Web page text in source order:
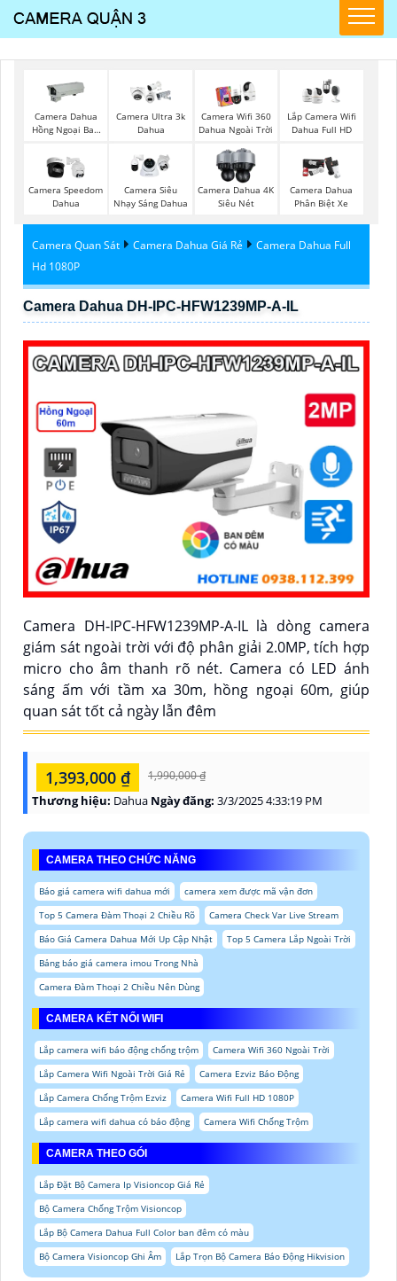
Camera Dahua
Hồng Ngoại Ban
Camera Ultra 3k
Dahua
Camera Wifi 360
Dahua Ngoài Trời
Lắp Camera Wifi
Dahua Full HD
Camera Speedom
Dahua
Camera Siêu
Nhạy Sáng Dahua
Camera Dahua 4K
Siêu Nét
Camera Dahua
Phân Biệt Xe
Camera Quan Sát Camera Dahua Giá Rẻ
Camera Dahua Full
Hd 1080P
Camera Dahua DH-IPC-HFW1239MP-A-IL
Camera DH-IPC-HFW1239MP-A-IL là dòng camera
giám sát ngoài trời với độ phân giải 2.0MP, tích hợp
micro cho âm thanh rõ nét. Camera có LED ánh
sáng ấm với tầm xa 30m, hồng ngoại 60m, giúp
quan sát tốt cả ngày lẫn đêm
1,393,000 ₫ 1,990,000 ₫
Thương hiệu: Dahua Ngày đăng: 3/3/2025 4:33:19 PM
CAMERA THEO CHỨC NĂNG
Báo giá camera wifi dahua mới
camera xem được mã vận đơn
Top 5 Camera Đàm Thoại 2 Chiều Rõ
Camera Check Var Live Stream
Báo Giá Camera Dahua Mới Up Cập Nhật
Top 5 Camera Lắp Ngoài Trời
Bảng báo giá camera imou Trong Nhà
Camera Đàm Thoại 2 Chiều Nên Dùng
CAMERA KẾT NỐI WIFI
Lắp camera wifi báo động chống trộm
Camera Wifi 360 Ngoài Trời
Lắp Camera Wifi Ngoài Trời Giá Rẻ
Camera Ezviz Báo Động
Lắp Camera Chống Trộm Ezviz
Camera Wifi Full HD 1080P
Lắp camera wifi dahua có báo động
Camera Wifi Chống Trộm
CAMERA THEO GÓI
Lắp Đặt Bộ Camera Ip Visioncop Giá Rẻ
Bộ Camera Chống Trộm Visioncop
Lắp Bộ Camera Dahua Full Color ban đêm có màu
Bộ Camera Visioncop Ghi Âm
Lắp Trọn Bộ Camera Báo Động Hikvision